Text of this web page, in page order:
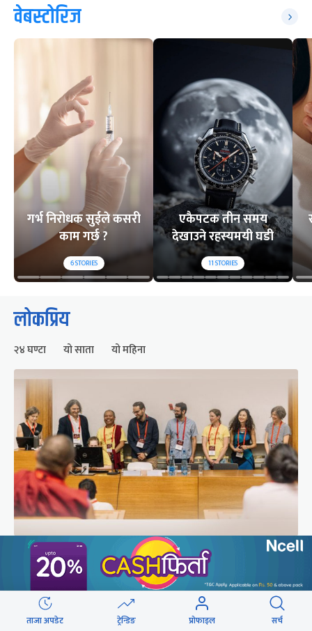
वेबस्टोरिज
गर्भ निरोधक सुईले कसरी
काम गर्छ ?
6STORIES
एकैपटक तीन समय
देखाउने रहस्यमयी घडी
11STORIES
लोकप्रिय
२४ घण्टा यो साता यो महिना
चीनको चासोपछि सरकारले रद्द गर्‍यो तिब्बती अध्ययन
सम्मेलन
ताजा अपडेट ट्रेन्डिङ प्रोफाइल सर्च